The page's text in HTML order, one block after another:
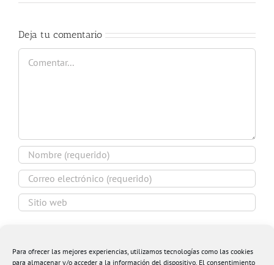
Para ofrecer las mejores experiencias, utilizamos tecnologías como las cookies
para almacenar y/o acceder a la información del dispositivo. El consentimiento
Deja tu comentario
Comentar
navegador para la próxima vez que comente.